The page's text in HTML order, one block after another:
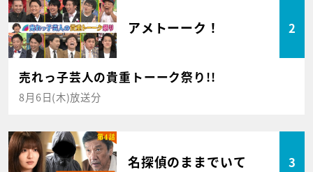
アメトーーク！ 2
売れっ子芸人の貴重トーーク祭り!!
8月6日(木)放送分
名探偵のままでいて 3